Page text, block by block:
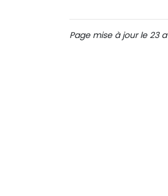
Page mise à jour le 23